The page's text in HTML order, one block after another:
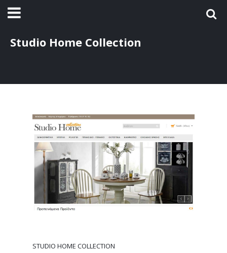
Studio Home Collection
STUDIO HOME COLLECTION